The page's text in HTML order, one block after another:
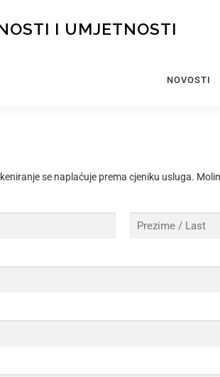
I UMJETNOSTI
NOVOSTI
se naplaćuje prema cjeniku usluga.